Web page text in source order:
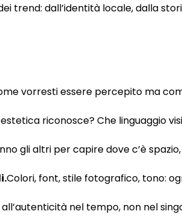
trend: dall’identità locale, dalla
vorresti essere percepito ma
riconosce? Che linguaggio
gli altri per capire dove c’è
Colori, font, stile fotografico, tono:
nel tempo, non nel